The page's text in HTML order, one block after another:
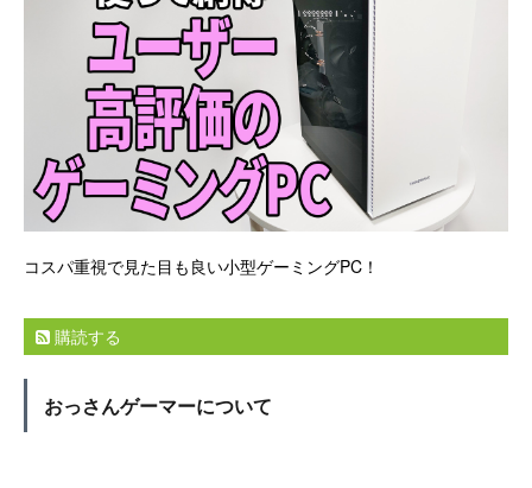
コスパ重視で見た目も良い小型ゲーミングPC！
購読する
おっさんゲーマーについて